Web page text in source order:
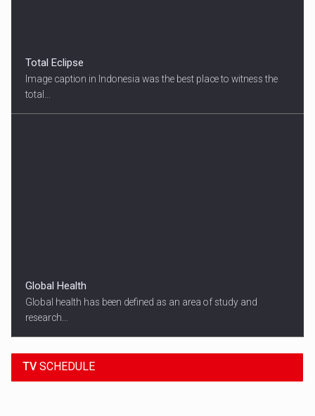
Total Eclipse
Image caption in Indonesia was the best place to witness the
total...
Global Health
Global health has been defined as an area of study and
research...
TV SCHEDULE
18:45
ALL THE LATEST SPORTS NEWS FROM
AROUND THE WORLD.